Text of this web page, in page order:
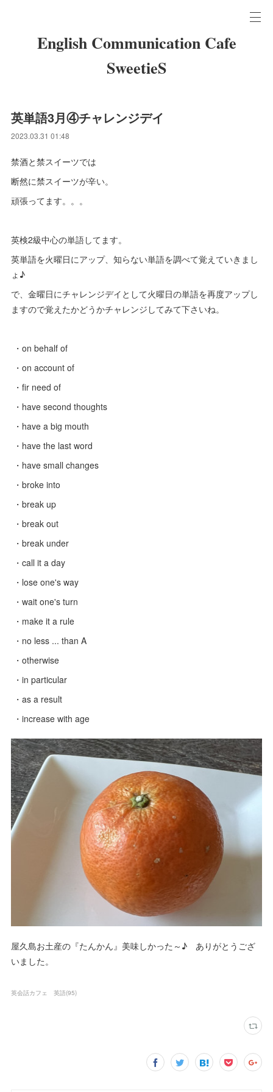
English Communication Cafe
SweetieS
英単語3月④チャレンジデイ
2023.03.31 01:48
禁酒と禁スイーツでは
断然に禁スイーツが辛い。
頑張ってます。。。
英検2級中心の単語してます。
英単語を火曜日にアップ、知らない単語を調べて覚えていきまし
ょ♪
で、金曜日にチャレンジデイとして火曜日の単語を再度アップし
ますので覚えたかどうかチャレンジしてみて下さいね。
・on behalf of
・on account of
・fir need of
・have second thoughts
・have a big mouth
・have the last word
・have small changes
・broke into
・break up
・break out
・break under
・call it a day
・lose one's way
・wait one's turn
・make it a rule
・no less ... than A
・otherwise
・in particular
・as a result
・increase with age
屋久島お土産の『たんかん』美味しかった～♪ ありがとうござ
いました。
英会話カフェ 英語(95)